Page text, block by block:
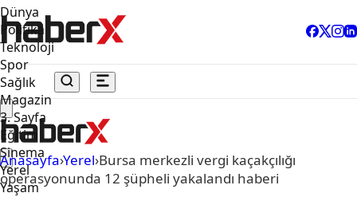
Dünya
Politika
Teknoloji
Spor
Sağlık
Magazin
3. Sayfa
Eğitim
Sinema
Yerel
Yaşam
Anasayfa›Yerel›Bursa merkezli vergi kaçakçılığı
operasyonunda 12 şüpheli yakalandı haberi